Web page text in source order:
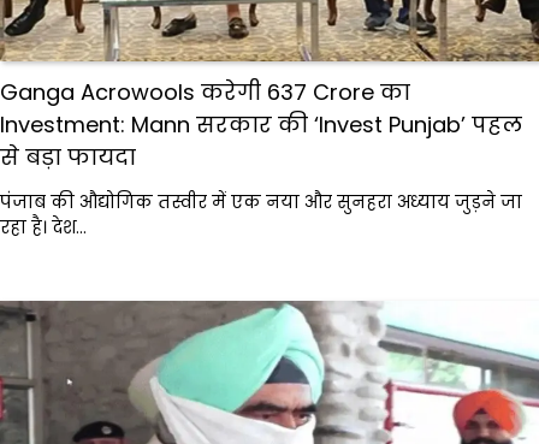
Ganga Acrowools करेगी 637 Crore का
Investment: Mann सरकार की ‘Invest Punjab’ पहल
से बड़ा फायदा
पंजाब की औद्योगिक तस्वीर में एक नया और सुनहरा अध्याय जुड़ने जा
रहा है। देश…